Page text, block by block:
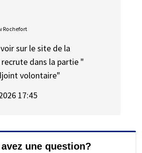
Rochefort
sur le site de la
dans la partie "
volontaire"
17:45
une question?